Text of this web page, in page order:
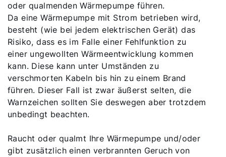
oder qualmenden Wärmepumpe führen.
Da eine Wärmepumpe mit Strom betrieben wird,
besteht (wie bei jedem elektrischen Gerät) das
Risiko, dass es im Falle einer Fehlfunktion zu
einer ungewollten Wärmeentwicklung kommen
kann. Diese kann unter Umständen zu
verschmorten Kabeln bis hin zu einem Brand
führen. Dieser Fall ist zwar äußerst selten, die
Warnzeichen sollten Sie deswegen aber trotzdem
unbedingt beachten.
Raucht oder qualmt Ihre Wärmepumpe und/oder
gibt zusätzlich einen verbrannten Geruch von